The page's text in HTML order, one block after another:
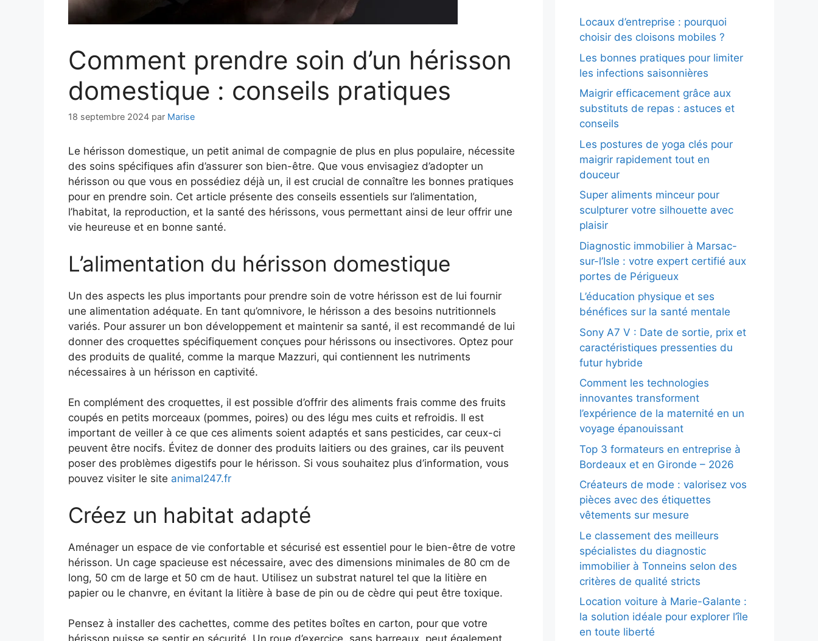
Comment prendre soin d’un hérisson
domestique : conseils pratiques
18 septembre 2024 par Marise
Le hérisson domestique, un petit animal de compagnie de plus en plus populaire, nécessite
des soins spécifiques afin d’assurer son bien-être. Que vous envisagiez d’adopter un
hérisson ou que vous en possédiez déjà un, il est crucial de connaître les bonnes pratiques
pour en prendre soin. Cet article présente des conseils essentiels sur l’alimentation,
l’habitat, la reproduction, et la santé des hérissons, vous permettant ainsi de leur offrir une
vie heureuse et en bonne santé.
L’alimentation du hérisson domestique
Un des aspects les plus importants pour prendre soin de votre hérisson est de lui fournir
une alimentation adéquate. En tant qu’omnivore, le hérisson a des besoins nutritionnels
variés. Pour assurer un bon développement et maintenir sa santé, il est recommandé de lui
donner des croquettes spécifiquement conçues pour hérissons ou insectivores. Optez pour
des produits de qualité, comme la marque Mazzuri, qui contiennent les nutriments
nécessaires à un hérisson en captivité.
En complément des croquettes, il est possible d’offrir des aliments frais comme des fruits
coupés en petits morceaux (pommes, poires) ou des légu mes cuits et refroidis. Il est
important de veiller à ce que ces aliments soient adaptés et sans pesticides, car ceux-ci
peuvent être nocifs. Évitez de donner des produits laitiers ou des graines, car ils peuvent
poser des problèmes digestifs pour le hérisson. Si vous souhaitez plus d’information, vous
pouvez visiter le site animal247.fr
Créez un habitat adapté
Aménager un espace de vie confortable et sécurisé est essentiel pour le bien-être de votre
hérisson. Un cage spacieuse est nécessaire, avec des dimensions minimales de 80 cm de
long, 50 cm de large et 50 cm de haut. Utilisez un substrat naturel tel que la litière en
papier ou le chanvre, en évitant la litière à base de pin ou de cèdre qui peut être toxique.
Pensez à installer des cachettes, comme des petites boîtes en carton, pour que votre
Locaux d’entreprise : pourquoi
choisir des cloisons mobiles ?
Les bonnes pratiques pour limiter
les infections saisonnières
Maigrir efficacement grâce aux
substituts de repas : astuces et
conseils
Les postures de yoga clés pour
maigrir rapidement tout en
douceur
Super aliments minceur pour
sculpturer votre silhouette avec
plaisir
Diagnostic immobilier à Marsac-
sur-l’Isle : votre expert certifié aux
portes de Périgueux
L’éducation physique et ses
bénéfices sur la santé mentale
Sony A7 V : Date de sortie, prix et
caractéristiques pressenties du
futur hybride
Comment les technologies
innovantes transforment
l’expérience de la maternité en un
voyage épanouissant
Top 3 formateurs en entreprise à
Bordeaux et en Gironde – 2026
Créateurs de mode : valorisez vos
pièces avec des étiquettes
vêtements sur mesure
Le classement des meilleurs
spécialistes du diagnostic
immobilier à Tonneins selon des
critères de qualité stricts
Location voiture à Marie-Galante :
la solution idéale pour explorer l’île
en toute liberté